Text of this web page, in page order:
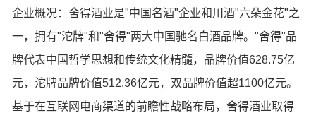
企业概况：舍得酒业是"中国名酒"企业和川酒"六朵金花"之
一，拥有"沱牌"和"舍得"两大中国驰名白酒品牌。"舍得"品
牌代表中国哲学思想和传统文化精髓，品牌价值628.75亿
元，沱牌品牌价值512.36亿元，双品牌价值超1100亿元。
基于在互联网电商渠道的前瞻性战略布局，舍得酒业取得